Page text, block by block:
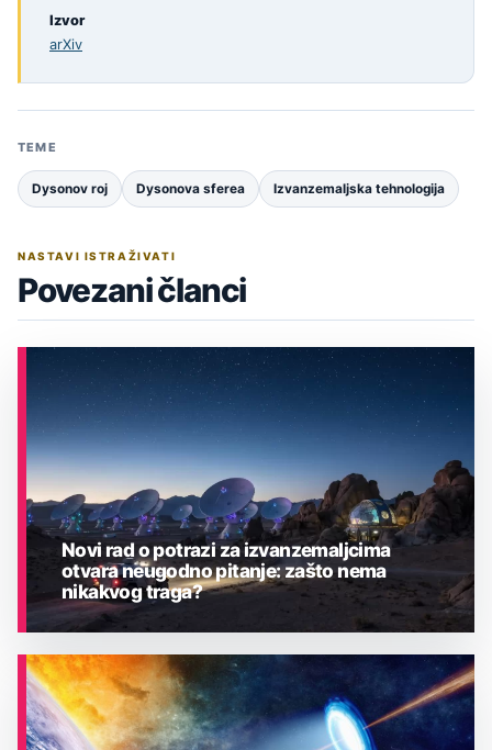
Izvor
arXiv
TEME
Dysonov roj Dysonova sferea Izvanzemaljska tehnologija
NASTAVI ISTRAŽIVATI
Povezani članci
ASTRONOMIJA
Novi rad o potrazi za izvanzemaljcima
otvara neugodno pitanje: zašto nema
nikakvog traga?